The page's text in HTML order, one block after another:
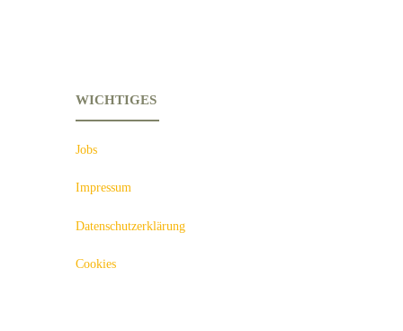
WICHTIGES
Jobs
Impressum
Datenschutzerklärung
Cookies